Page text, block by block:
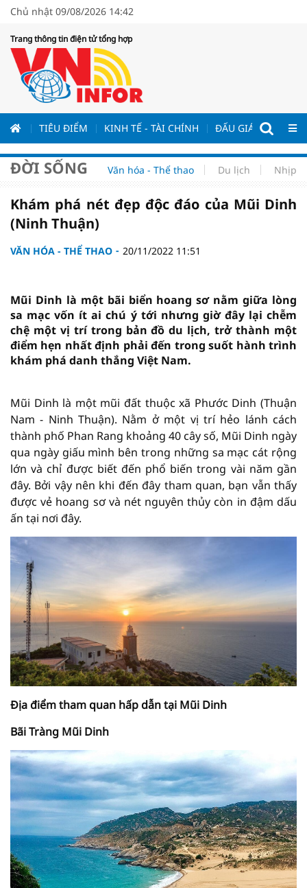
Chủ nhật 09/08/2026 14:42
Trang thông tin điện tử tổng hợp
TIÊU ĐIỂM KINH TẾ - TÀI CHÍNH ĐẤU GIÁ - ĐẤU
ĐỜI SỐNG Văn hóa - Thể thao Du lịch Nhịp
Khám phá nét đẹp độc đáo của Mũi Dinh
(Ninh Thuận)
VĂN HÓA - THỂ THAO 20/11/2022 11:51
Mũi Dinh là một bãi biển hoang sơ nằm giữa lòng
sa mạc vốn ít ai chú ý tới nhưng giờ đây lại chễm
chệ một vị trí trong bản đồ du lịch, trở thành một
điểm hẹn nhất định phải đến trong suốt hành trình
khám phá danh thắng Việt Nam.
Mũi Dinh là một mũi đất thuộc xã Phước Dinh (Thuận
Nam - Ninh Thuận). Nằm ở một vị trí hẻo lánh cách
thành phố Phan Rang khoảng 40 cây số, Mũi Dinh ngày
qua ngày giấu mình bên trong những sa mạc cát rộng
lớn và chỉ được biết đến phổ biến trong vài năm gần
đây. Bởi vậy nên khi đến đây tham quan, bạn vẫn thấy
được vẻ hoang sơ và nét nguyên thủy còn in đậm dấu
ấn tại nơi đây.
Địa điểm tham quan hấp dẫn tại Mũi Dinh
Bãi Tràng Mũi Dinh